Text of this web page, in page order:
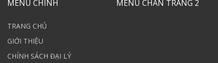
MENU CHÍNH
TRANG CHỦ
GIỚI THIỆU
CHÍNH SÁCH ĐẠI LÝ
MENU CHÂN TRANG 2